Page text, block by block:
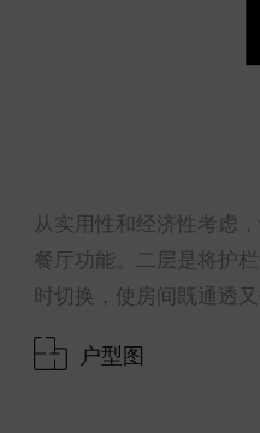
从实用性和经济性考虑
餐厅功能。二层是将护
时切换，使房间既通透
户型图